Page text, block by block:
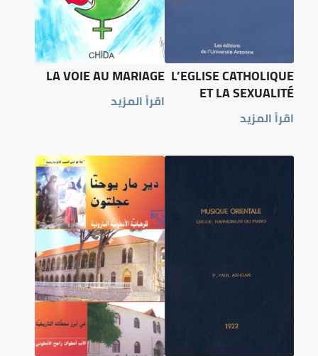
L’EGLISE CATHOLIQUE
ET LA SEXUALITÉ
اقرأ المزيد
LA VOIE AU MARIAGE
اقرأ المزيد